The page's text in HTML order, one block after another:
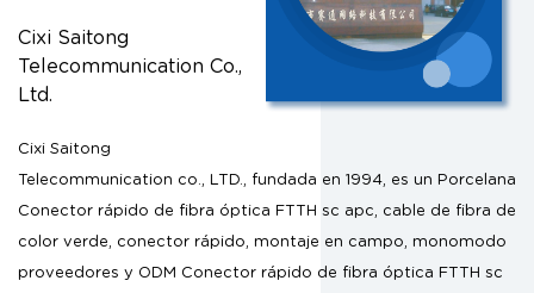
Cixi Saitong
Telecommunication Co.,
Ltd.
Cixi Saitong
Telecommunication co., LTD., fundada en 1994, es un Porcelana
Conector rápido de fibra óptica FTTH sc apc, cable de fibra de
color verde, conector rápido, montaje en campo, monomodo
proveedores y ODM Conector rápido de fibra óptica FTTH sc